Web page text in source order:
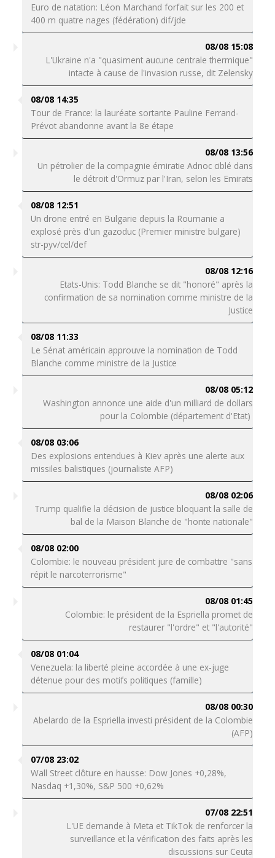
Euro de natation: Léon Marchand forfait sur les 200 et
400 m quatre nages (fédération) dif/jde
08/08 15:08
L'Ukraine n'a "quasiment aucune centrale thermique"
intacte à cause de l'invasion russe, dit Zelensky
08/08 14:35
Tour de France: la lauréate sortante Pauline Ferrand-
Prévot abandonne avant la 8e étape
08/08 13:56
Un pétrolier de la compagnie émiratie Adnoc ciblé dans
le détroit d'Ormuz par l'Iran, selon les Emirats
08/08 12:51
Un drone entré en Bulgarie depuis la Roumanie a
explosé près d'un gazoduc (Premier ministre bulgare)
str-pyv/cel/def
08/08 12:16
Etats-Unis: Todd Blanche se dit "honoré" après la
confirmation de sa nomination comme ministre de la
Justice
08/08 11:33
Le Sénat américain approuve la nomination de Todd
Blanche comme ministre de la Justice
08/08 05:12
Washington annonce une aide d'un milliard de dollars
pour la Colombie (département d'Etat)
08/08 03:06
Des explosions entendues à Kiev après une alerte aux
missiles balistiques (journaliste AFP)
08/08 02:06
Trump qualifie la décision de justice bloquant la salle de
bal de la Maison Blanche de "honte nationale"
08/08 02:00
Colombie: le nouveau président jure de combattre "sans
répit le narcoterrorisme"
08/08 01:45
Colombie: le président de la Espriella promet de
restaurer "l'ordre" et "l'autorité"
08/08 01:04
Venezuela: la liberté pleine accordée à une ex-juge
détenue pour des motifs politiques (famille)
08/08 00:30
Abelardo de la Espriella investi président de la Colombie
(AFP)
07/08 23:02
Wall Street clôture en hausse: Dow Jones +0,28%,
Nasdaq +1,30%, S&P 500 +0,62%
07/08 22:51
L'UE demande à Meta et TikTok de renforcer la
surveillance et la vérification des faits après les
discussions sur Ceuta